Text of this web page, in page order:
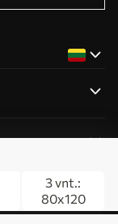
3 vnt.:
80x120